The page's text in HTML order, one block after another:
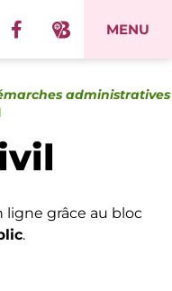
MENU
administratives
ligne grâce au bloc
.